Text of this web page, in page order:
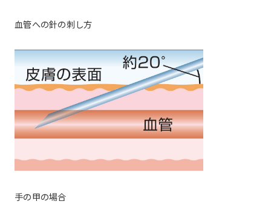
血管への針の刺し方
手の甲の場合